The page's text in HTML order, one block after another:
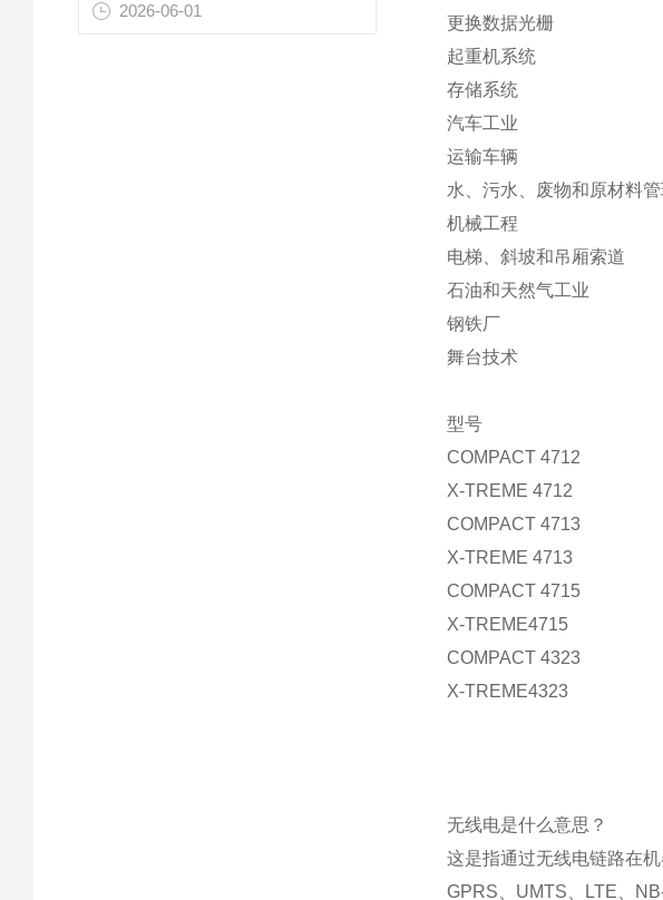
2026-06-01
更换数据光栅
起重机系统
存储系统
汽车工业
运输车辆
水、污水、废物和原材料管
机械工程
电梯、斜坡和吊厢索道
石油和天然气工业
钢铁厂
舞台技术
型号
COMPACT 4712
X-TREME 4712
COMPACT 4713
X-TREME 4713
COMPACT 4715
X-TREME4715
COMPACT 4323
X-TREME4323
无线电是什么意思？
这是指通过无线电链路在
GPRS、UMTS、LTE、